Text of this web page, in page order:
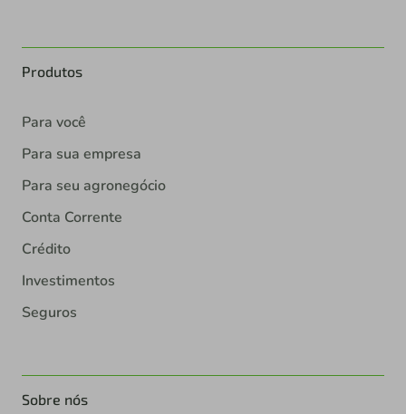
Produtos
Para você
Para sua empresa
Para seu agronegócio
Conta Corrente
Crédito
Investimentos
Seguros
Sobre nós